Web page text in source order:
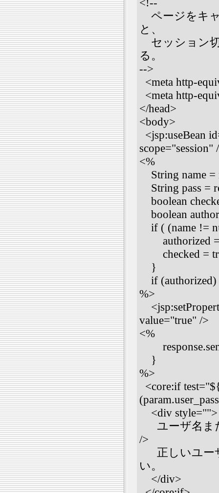
<!--
ページをキ
と、
セッション
る。
-->
<meta http-
<meta http-
</head>
<body>
<jsp:useBean
scope="session"
<%
String name =
String pass =
boolean
boolean
if ( (name !=
authorized =
checked =
}
if
%>
value="true" />
<%
}
%>
<core:if
<div style="">
ユーザ名ま
/>
正しいユー
い。
</div>